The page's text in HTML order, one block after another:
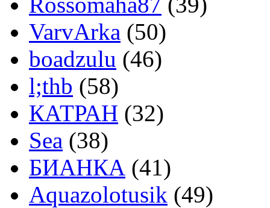
VarvArka (50)
boadzulu (46)
l;thb (58)
КАТРАН (32)
Sea (38)
БИАНКА (41)
Aquazolotusik (49)